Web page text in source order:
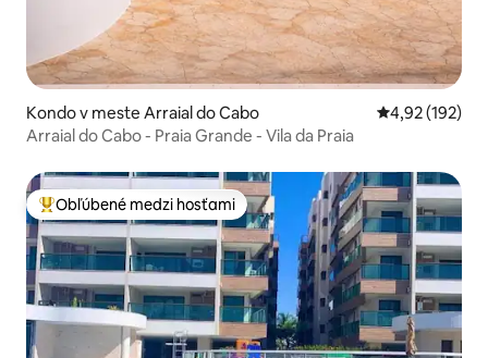
Kondo v meste Arraial do Cabo Priemerné
4,92 (192)
Arraial do Cabo - Praia Grande - Vila da Praia
Najobľúbenejšie medzi hosťami
Obľúbené medzi hosťami